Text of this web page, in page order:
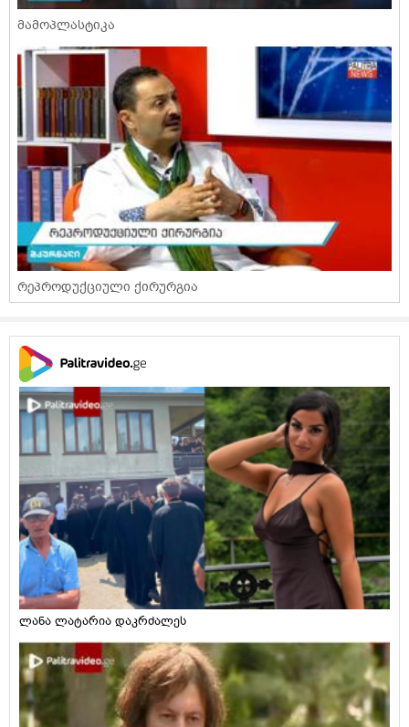
მამოპლასტიკა
რეპროდუქციული ქირურგია
ლანა ლატარია დაკრძალეს